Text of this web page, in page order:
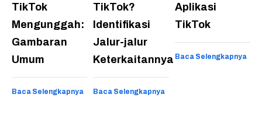
TikTok
Mengunggah:
Gambaran
Umum
Baca Selengkapnya
TikTok?
Identifikasi
Jalur-jalur
Keterkaitannya
Baca Selengkapnya
Aplikasi
TikTok
Baca Selengkapnya